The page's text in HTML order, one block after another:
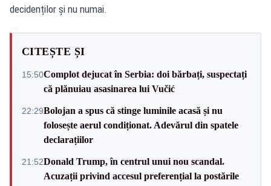
decidenților și nu numai.
CITEȘTE ȘI
15:50Complot dejucat în Serbia: doi bărbați, suspectați
că plănuiau asasinarea lui Vučić
22:29Bolojan a spus că stinge luminile acasă și nu
folosește aerul condiționat. Adevărul din spatele
declarațiilor
21:52Donald Trump, în centrul unui nou scandal.
Acuzații privind accesul preferențial la postările